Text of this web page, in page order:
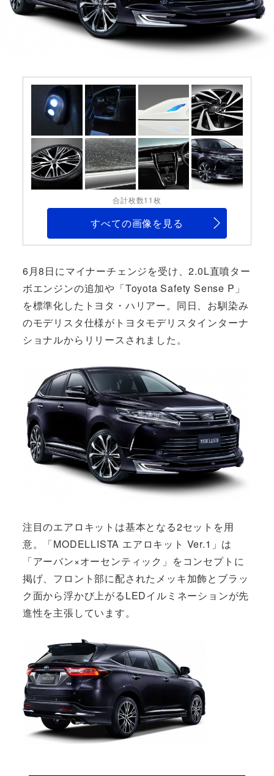
合計枚数11枚
すべての画像を見る
6月8日にマイナーチェンジを受け、2.0L直噴ター
ボエンジンの追加や「Toyota Safety Sense P」
を標準化したトヨタ・ハリアー。同日、お馴染み
のモデリスタ仕様がトヨタモデリスタインターナ
ショナルからリリースされました。
注目のエアロキットは基本となる2セットを用
意。「MODELLISTA エアロキット Ver.1」は
「アーバン×オーセンティック」をコンセプトに
掲げ、フロント部に配されたメッキ加飾とブラッ
ク面から浮かび上がるLEDイルミネーションが先
進性を主張しています。